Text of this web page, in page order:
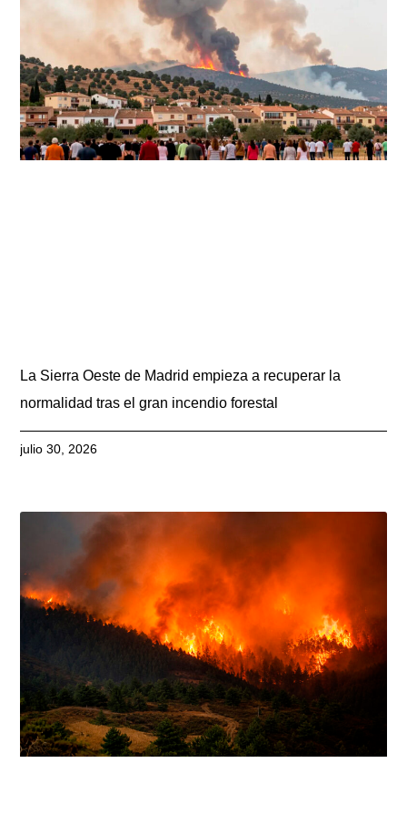
La Sierra Oeste de Madrid empieza a recuperar la
normalidad tras el gran incendio forestal
julio 30, 2026